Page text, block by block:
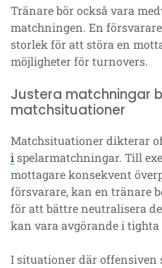
Tränare bör också vara
matchningen. En
storlek för att störa en
möjligheter för turnovers.
Justera matchningar
matchsituationer
Matchsituationer dikterar
ispelarmatchningar. Till
mottagare konsekvent
försvarare, kan en tränare
för att bättre neutralisera
kan vara avgörande i tighta
I situationer där